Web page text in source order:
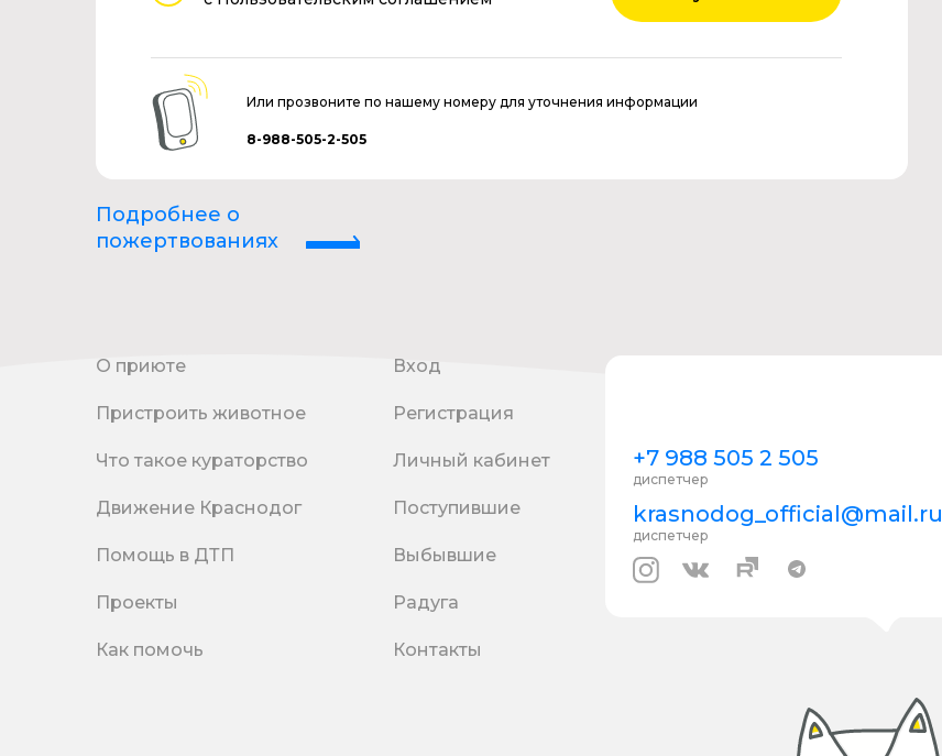
Или прозвоните по нашему номеру для уточнения информации
8-988-505-2-505
Подробнее о
пожертвованиях
О приюте
Пристроить животное
Что такое кураторство
Движение Краснодог
Помощь в ДТП
Проекты
Как помочь
Вход
Регистрация
Личный кабинет
Поступившие
Выбывшие
Радуга
Контакты
+7 988 505 2 505
диспетчер
krasnodog_official@mail.ru
диспетчер